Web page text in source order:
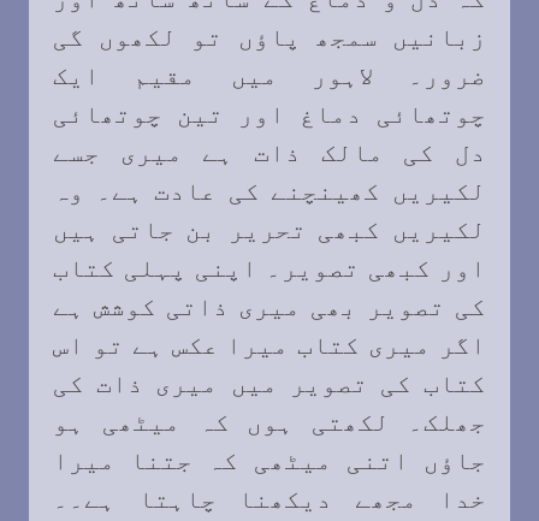
زبانیں سمجھ پاؤں تو لکھوں گی
ضرور۔ لاہور میں مقیم ایک
چوتھائی دماغ اور تین چوتھائی
دل کی مالک ذات ہے میری جسے
لکیریں کھینچنے کی عادت ہے۔ وہ
لکیریں کبھی تحریر بن جاتی ہیں
اور کبھی تصویر۔ اپنی پہلی کتاب
کی تصویر بھی میری ذاتی کوشش ہے
اگر میری کتاب میرا عکس ہے تو اس
کتاب کی تصویر میں میری ذات کی
جھلک۔ لکھتی ہوں کہ میٹھی ہو
جاؤں اتنی میٹھی کہ جتنا میرا
خدا مجھے دیکھنا چاہتا ہے۔۔